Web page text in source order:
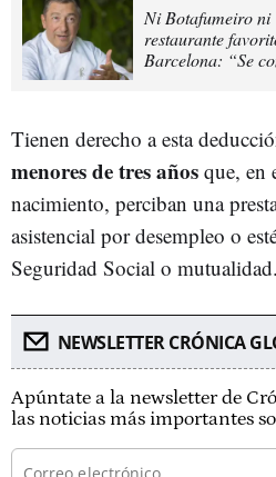
Ni Botafumeiro ni
restaurante
Barcelona: “Se
Tienen derecho a esta
menores de tres años que, en
nacimiento, perciban una
asistencial por desempleo o
Seguridad Social o mutualidad.
NEWSLETTER CRÓNICA
Apúntate a la newsletter de
las noticias más importantes